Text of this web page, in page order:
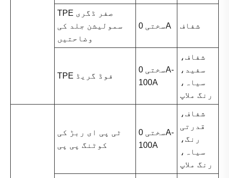
TPE صفر ڈگری
سمولیشن جلد کی
وضاحتیں
سختی 0A شفاف
TPE فوڈ گریڈ
سختی 0A-
100A
شفاف،
سفید،
سیاہ،
رنگ ملاپ
ٹی پی ای ربڑ کی
کوٹنگ پی پی
سختی 0A-
100A
شفاف،
قدرتی
رنگ،
سیاہ،
رنگ ملاپ